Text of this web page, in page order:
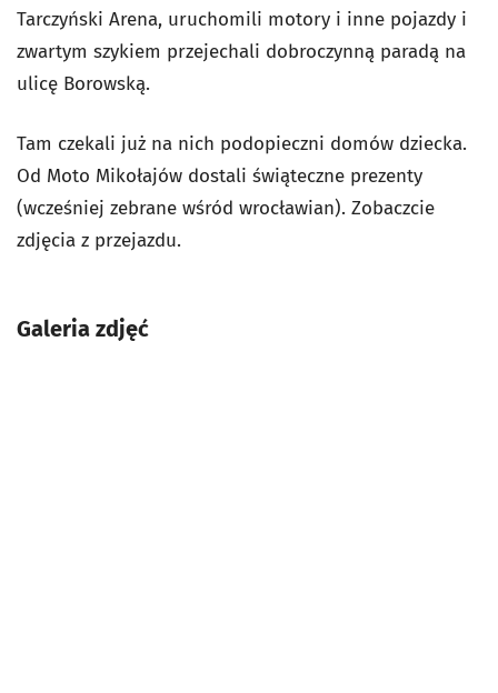
Tarczyński Arena, uruchomili motory i inne pojazdy i
zwartym szykiem przejechali dobroczynną paradą na
ulicę Borowską.
Tam czekali już na nich podopieczni domów dziecka.
Od Moto Mikołajów dostali świąteczne prezenty
(wcześniej zebrane wśród wrocławian). Zobaczcie
zdjęcia z przejazdu.
Galeria zdjęć